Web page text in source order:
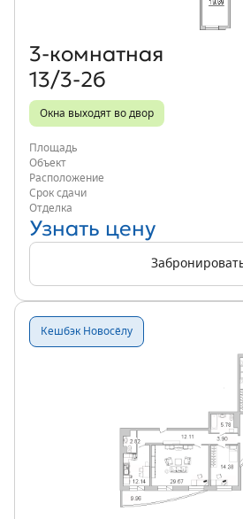
3‑комнатная
13/3-2б
Окна выходят во двор
Площадь
Объект
Расположение
Срок сдачи
Отделка
Узнать цену
Кешбэк Новосёлу
Объект